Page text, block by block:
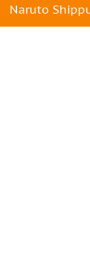
Naruto